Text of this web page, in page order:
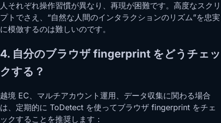
人それぞれ操作習慣が異なり、再現が困難です。高度なスクリ
プトでさえ、“自然な人間のインタラクションのリズム”を忠実
に模倣するのは難しいのです。
4. 自分のブラウザ fingerprint をどうチェッ
クする？
越境 EC、マルチアカウント運用、データ収集に関わる場合
は、定期的に ToDetect を使ってブラウザ fingerprint をチェ
ックすることを推奨します：